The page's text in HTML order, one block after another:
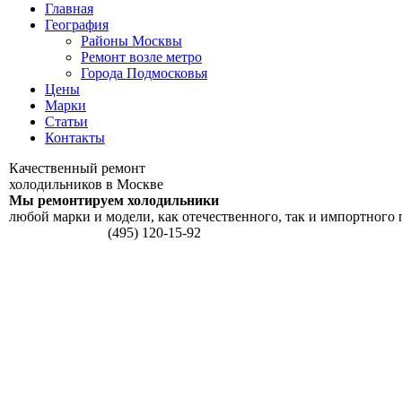
Главная
География
Районы Москвы
Ремонт возле метро
Города Подмосковья
Цены
Марки
Статьи
Контакты
Качественный ремонт
холодильников в Москве
Мы ремонтируем холодильники
любой марки и модели, как отечественного, так и импортного
(495) 120-15-92